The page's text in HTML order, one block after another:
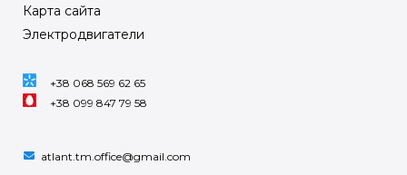
Карта сайта
Электродвигатели
+38 068 569 62 65
+38 099 847 79 58
atlant.tm.office@gmail.com